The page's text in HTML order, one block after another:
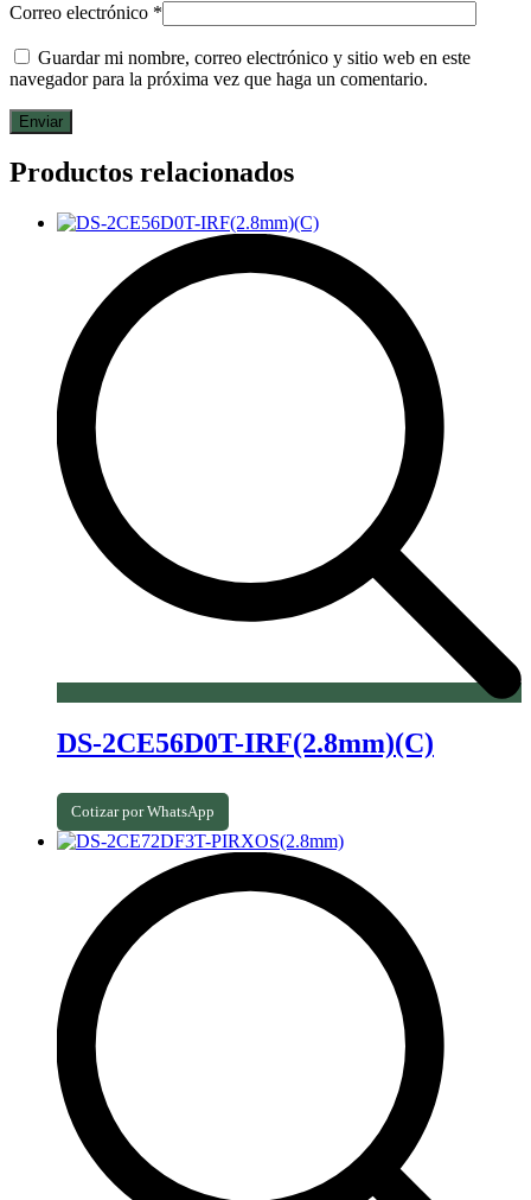
Correo electrónico *
Guardar mi nombre, correo electrónico y sitio web en este
navegador para la próxima vez que haga un comentario.
Productos relacionados
DS-2CE56D0T-IRF(2.8mm)(C)
Cotizar por WhatsApp